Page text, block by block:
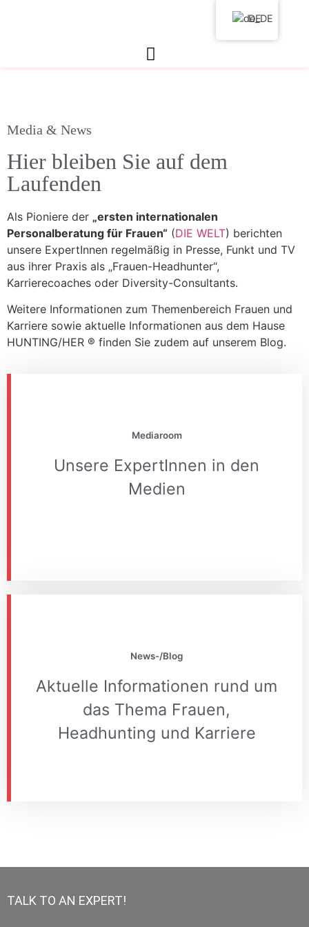
Media & News
Hier bleiben Sie auf dem
Laufenden
Als Pioniere der „ersten internationalen
Personalberatung für Frauen“ (DIE WELT) berichten
unsere ExpertInnen regelmäßig in Presse, Funkt und TV
aus ihrer Praxis als „Frauen-Headhunter“,
Karrierecoaches oder Diversity-Consultants.
Weitere Informationen zum Themenbereich Frauen und
Karriere sowie aktuelle Informationen aus dem Hause
HUNTING/HER ® finden Sie zudem auf unserem Blog.
Mediaroom
Unsere ExpertInnen in den
Medien
Hier klicken
News-/Blog
Aktuelle Informationen rund um
das Thema Frauen,
Headhunting und Karriere
Hier klicken
TALK TO AN EXPERT!
DE